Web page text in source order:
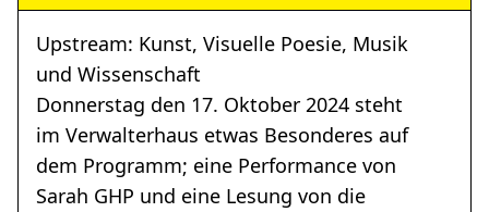
Upstream: Kunst, Visuelle Poesie, Musik
und Wissenschaft
Donnerstag den 17. Oktober 2024 steht
im Verwalterhaus etwas Besonderes auf
dem Programm; eine Performance von
Sarah GHP und eine Lesung von die